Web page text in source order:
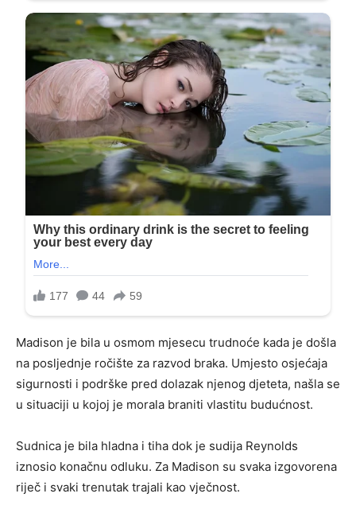
Madison je bila u osmom mjesecu trudnoće kada je došla
na posljednje ročište za razvod braka. Umjesto osjećaja
sigurnosti i podrške pred dolazak njenog djeteta, našla se
u situaciji u kojoj je morala braniti vlastitu budućnost.
Sudnica je bila hladna i tiha dok je sudija Reynolds
iznosio konačnu odluku. Za Madison su svaka izgovorena
riječ i svaki trenutak trajali kao vječnost.